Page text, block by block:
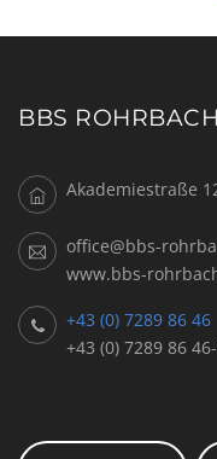
BBS ROHRBACH
Akademiestraße
office@bbs-
www.bbs-
+43 (0) 7289 86 46
+43 (0) 7289 86